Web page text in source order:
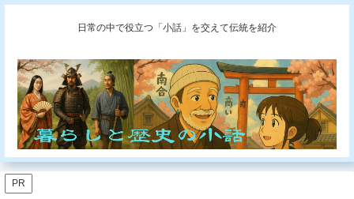
日常の中で役立つ「小話」を交えて伝統を紹介
PR